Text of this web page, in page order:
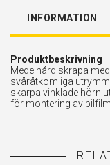
INFORMATION
Produktbeskrivning
Medelhård skrapa
svåråtkomliga
skarpa vinklade hörn
för montering av bilfilm.